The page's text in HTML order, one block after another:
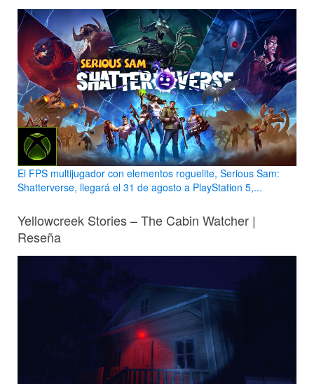
El FPS multijugador con elementos roguelite, Serious Sam:
Shatterverse, llegará el 31 de agosto a PlayStation 5,...
Yellowcreek Stories – The Cabin Watcher |
Reseña